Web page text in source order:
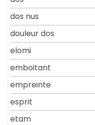
dos nus
douleur dos
elomi
emboitant
empreinte
esprit
etam